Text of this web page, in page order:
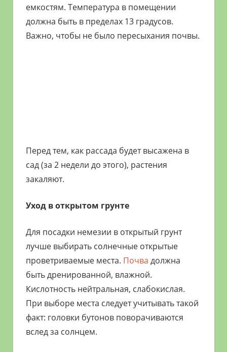
емкостям. Температура в помещении
должна быть в пределах 13 градусов.
Важно, чтобы не было пересыхания почвы.
Перед тем, как рассада будет высажена в
сад (за 2 недели до этого), растения
закаляют.
Уход в открытом грунте
Для посадки немезии в открытый грунт
лучше выбирать солнечные открытые
проветриваемые места. Почва должна
быть дренированной, влажной.
Кислотность нейтральная, слабокислая.
При выборе места следует учитывать такой
факт: головки бутонов поворачиваются
вслед за солнцем.